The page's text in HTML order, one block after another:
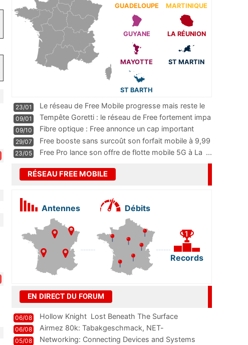
GUADELOUPE MARTINIQUE
GUYANE LA RÉUNION
MAYOTTE ST MARTIN
ST BARTH
23/01
Le réseau de Free Mobile progresse mais reste le
m
...
09/01
Tempête Goretti : le réseau de Free fortement impa
09/10
Fibre optique : Free annonce un cap important
pass
...
29/07
Free booste sans surcoût son forfait mobile à 9,99
23/05 Free Pro lance son offre de flotte mobile 5G à La ...
RÉSEAU FREE MOBILE
Antennes Débits
Records
EN DIRECT DU FORUM
06/08 Hollow Knight  Lost Beneath The Surface
06/08
Airmez 80k: Tabakgeschmack, NET-
Technologie und Leistung im
05/08 Networking: Connecting Devices and Systems